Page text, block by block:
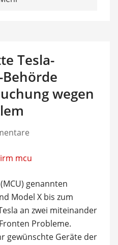
Tesla-
wegen
genannten
Model X bis zum
an zwei miteinander
Probleme.
gewünschte Geräte der